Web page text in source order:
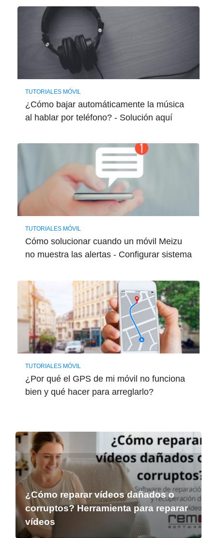
TUTORIALES MÓVIL
¿Cómo bajar automáticamente la música
al hablar por teléfono? - Solución aquí
TUTORIALES MÓVIL
Cómo solucionar cuando un móvil Meizu
no muestra las alertas - Configurar sistema
TUTORIALES MÓVIL
¿Por qué el GPS de mi móvil no funciona
bien y qué hacer para arreglarlo?
¿Cómo reparar vídeos dañados o
corruptos? Herramienta para reparar
vídeos